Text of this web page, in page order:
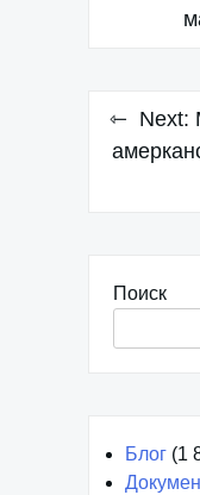
Next:
Поиск
Блог (1